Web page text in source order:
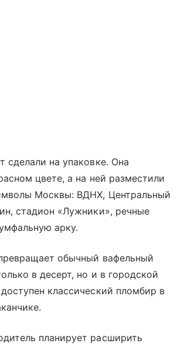
сделали на упаковке. Она
цвете, а на ней разместили
Москвы: ВДНХ, Центральный
стадион «Лужники», речные
арку.
обычный вафельный
в десерт, но и в городской
классический пломбир в
планирует расширить